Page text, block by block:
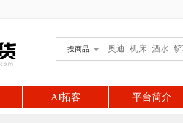
搜商品
AI拓客 平台简介